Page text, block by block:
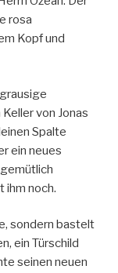
rosa
Kopf und
von Jonas
Spalte
ein neues
ihm noch.
sondern bastelt
ein Türschild
seinen neuen